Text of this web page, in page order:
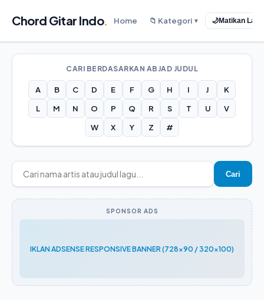
Chord Gitar Indo. Home 📁 Kategori ▼ 🌙Matikan
CARI BERDASARKAN ABJAD JUDUL
A B C D E F G H I J
K
L
M N O P Q R S T U
V
W
X Y Z #
Cari
SPONSOR ADS
IKLAN ADSENSE RESPONSIVE BANNER (728x90 / 320x100)